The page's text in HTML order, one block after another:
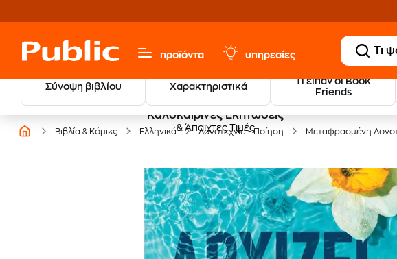
προϊόντα υπηρεσίες
Σύνοψη βιβλίου Χαρακτηριστικά
Τι είπαν οι Book
Friends
Καλοκαιρινές Εκπτώσεις
& Άπαιχτες Τιμές
20 € Public
με
Βιβλία & Κόμικς Ελληνικά Λογοτεχνία - Ποίηση Μεταφρασμένη